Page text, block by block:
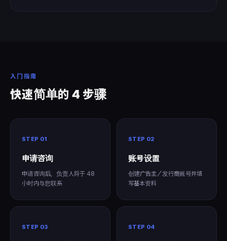
入门指南
快速简单的 4 步骤
STEP 01
申请咨询
申请咨询后，负责人将于 48
小时内与您联系
STEP 02
账号设置
创建广告主／发行商账号并填
写基本资料
STEP 03 STEP 04